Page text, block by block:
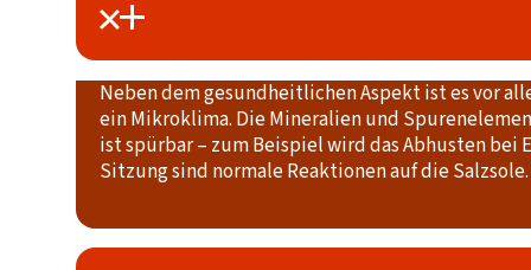
Neben dem gesundheitlichen Aspekt ist es vor
ein Mikroklima. Die Mineralien und
ist spürbar – zum Beispiel wird das Abhusten
Sitzung sind normale Reaktionen auf die Salzsole.